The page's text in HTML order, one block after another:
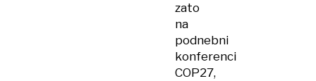
zato
na
podnebni
konferenci
COP27,